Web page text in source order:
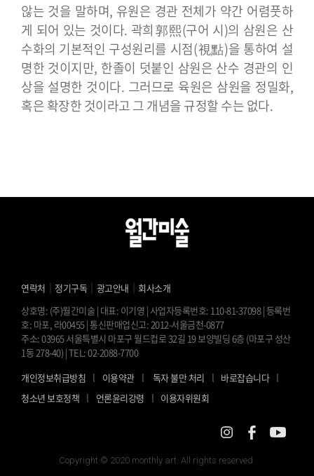
않는 것을 말하며, 유원은 경관 전체가 약간 어렴풋하
게 되어 있는 것이다. 곽희郭熙(구어 시)의 삼원은 산
수화의 기본적인 구성원리를 시점(視點)을 통하여 설
명한 것이지만, 한졸이 덧붙인 삼원은 산수 경관의 인
상을 설명한 것이다. 그러므로 육원은 삼원을 정밀화,
혹은 확장한 것이라고 그 개념을 규정할 수는 없다.
연락처 정기구독 광고안내
회사소개
상호명: (주)월간미술 | 대표: 이기영 | 사업자등록번호: 110-81-37098 | 등록번
호: 마포, 라00455 | 통신판매업신고: 2012-서울금천-0877
주소: 03965 서울특별시 마포구 월드컵로 32길 19 보양빌딩 6층 (마포구 성산
1동 278-40) | TEL: 02-2088-7700
개인정보취급방침 l 이용약관 l 독자 불만 처리 l 바로잡습니다 l
청소년 보호정책 l 언론윤리강령 l 이용자위원회
Copyright © 2020 monthly art. All rights reserved.